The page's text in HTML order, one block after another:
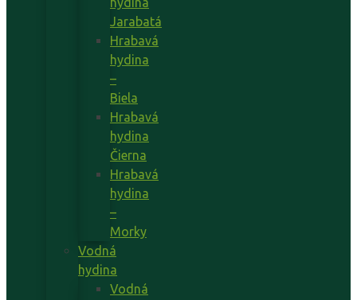
Jarabatá
Hrabavá
hydina
–
Biela
Hrabavá
hydina
Čierna
Hrabavá
hydina
–
Morky
Vodná
hydina
Vodná